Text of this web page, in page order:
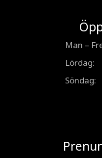
Man –
Lördag:
Söndag: